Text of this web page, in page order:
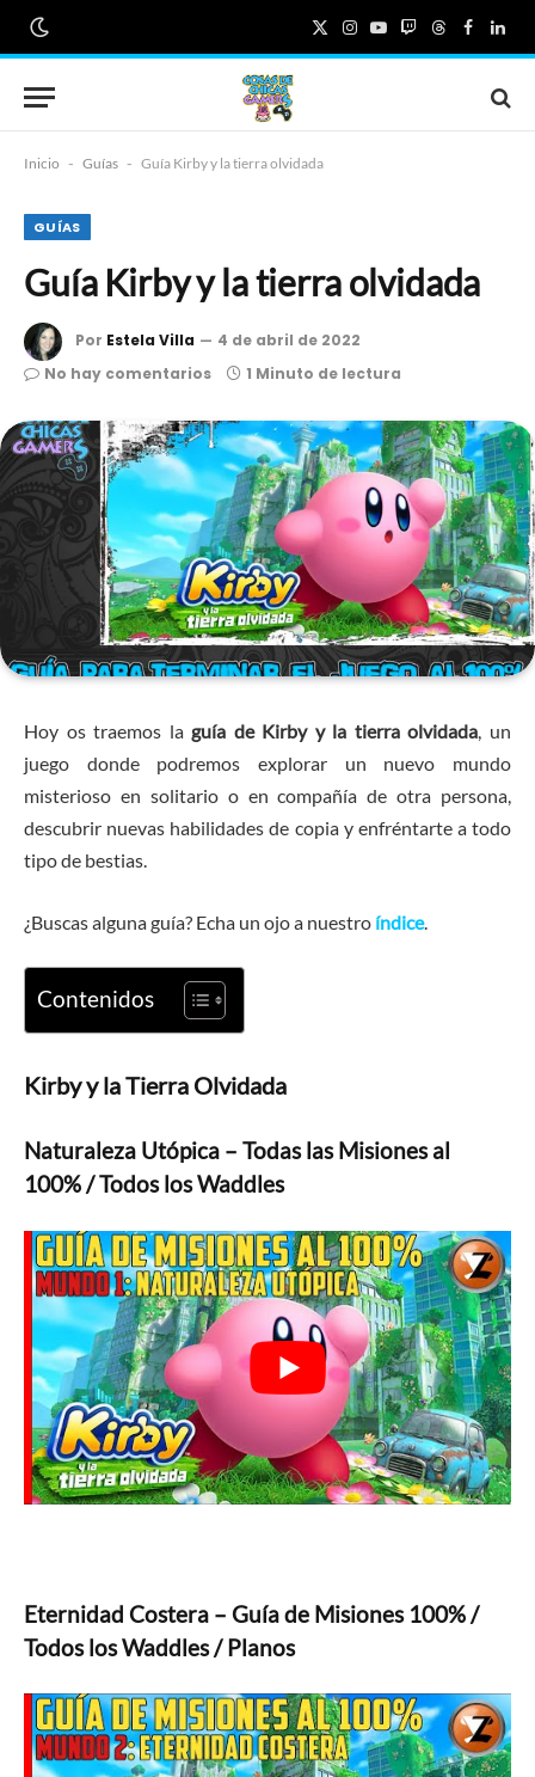
X
(Twitter)
Instagram
YouTube
TwitchThreads
Inicio - Guías - Guía Kirby y la tierra olvidada
GUÍAS
Guía Kirby y la tierra olvidada
Por Estela Villa
4 de abril de 2022
No hay comentarios
1 Minuto de lectura
Hoy os traemos laguía de Kirby y la tierra olvidada, un
juego donde podremos explorar un nuevo mundo
misterioso en solitario o en compañía de otra persona,
descubrir nuevas habilidades de copia y enfréntarte a todo
tipo de bestias.
¿Buscas alguna guía? Echa un ojo a nuestro índice.
Contenidos
Kirby y la Tierra Olvidada
Naturaleza Utópica – Todas las Misiones al
100% / Todos los Waddles
Eternidad Costera – Guía de Misiones 100% /
Todos los Waddles / Planos